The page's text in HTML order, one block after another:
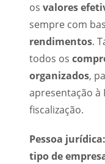
os valores
sempre com
rendimentos.
todos os
organizados,
apresentação à
fiscalização.
Pessoa
tipo de